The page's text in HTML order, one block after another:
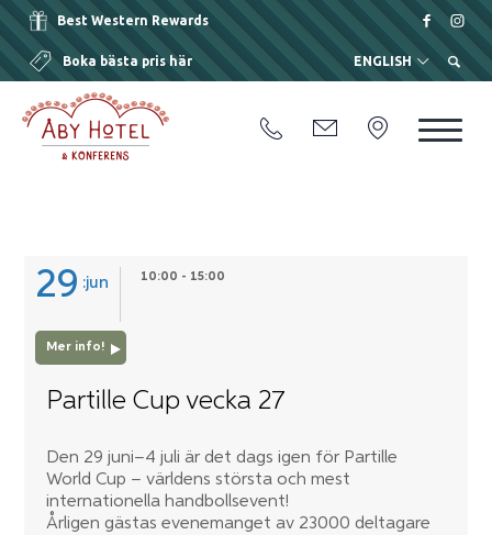
Best Western Rewards
Boka bästa pris här ENGLISH
29 jun 10:00 - 15:00
Mer info!
Partille Cup vecka 27
Den 29 juni–4 juli är det dags igen för Partille
World Cup – världens största och mest
internationella handbollsevent!
Årligen gästas evenemanget av 23000 deltagare